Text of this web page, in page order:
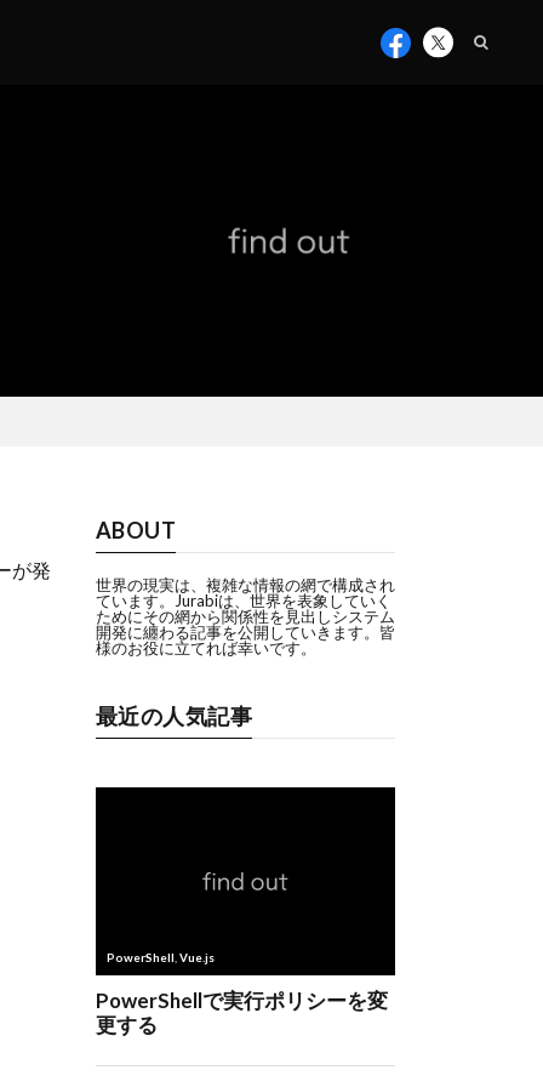
が発
ABOUT
世界の現実は、複雑な情報の網で構成され
ています。Jurabiは、世界を表象していく
ためにその網から関係性を見出しシステム
開発に纏わる記事を公開していきます。皆
様のお役に立てれば幸いです。
最近の人気記事